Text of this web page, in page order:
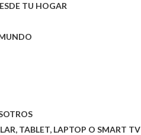
TU HOGAR
TABLET, LAPTOP O SMART TV